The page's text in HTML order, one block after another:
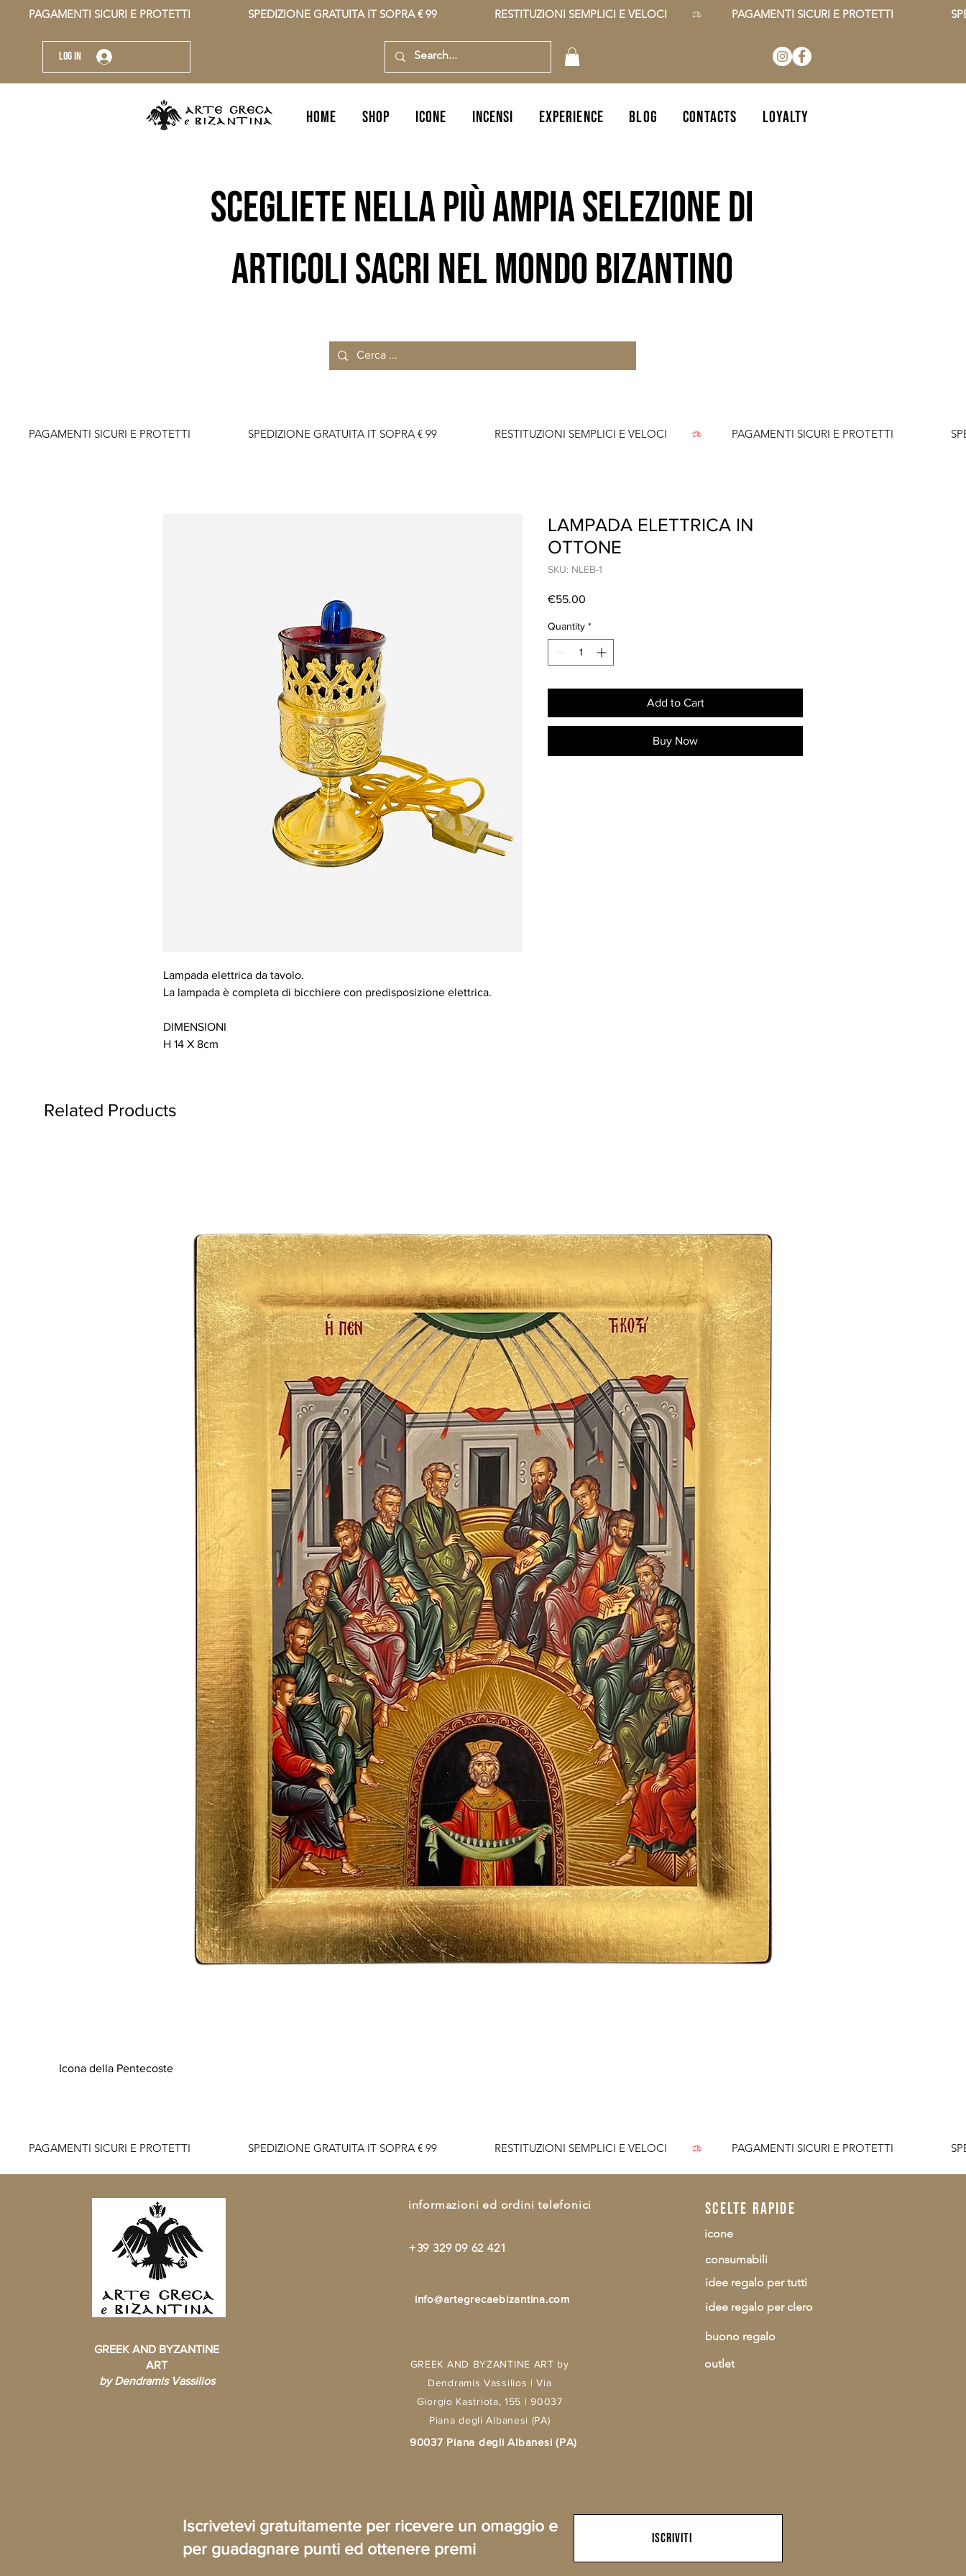
Log In
          PAGAMENTI SICURI E PROTETTI                    SPEDIZIONE GRATUITA IT SOPRA € 99                    RESTITUZIONI SEMPLICI E VELOCI
HOME SHOP icone incensi EXPERIENCE BLOG CONTACTS Loyalty
scegliete nella più ampia selezione di
articoli sacri nel mondo bizantino
          PAGAMENTI SICURI E PROTETTI                    SPEDIZIONE GRATUITA IT SOPRA € 99                    RESTITUZIONI SEMPLICI E VELOCI
Lampada elettrica da tavolo.
La lampada è completa di bicchiere con predisposizione elettrica.
DIMENSIONI
H 14 X 8cm
LAMPADA ELETTRICA IN
OTTONE
SKU: NLEB-1
€55.00
Quantity *
Add to Cart
Buy Now
Related Products
Icona della Pentecoste
          PAGAMENTI SICURI E PROTETTI                    SPEDIZIONE GRATUITA IT SOPRA € 99                    RESTITUZIONI SEMPLICI E VELOCI
GREEK AND BYZANTINE
ART
by Dendramis Vassilios
informazioni ed ordini telefonici
+39 329 09 62 421
info@artegrecaebizantina.com
GREEK AND BYZANTINE ART by
Dendramis Vassilios | Via
Giorgio Kastriota, 155 | 90037
Piana degli Albanesi (PA)
90037 Piana degli Albanesi (PA)
scelte rapide
icone
consumabili
idee regalo per tutti
idee regalo per clero
buono regalo
outlet
Iscrivetevi gratuitamente per ricevere un omaggio e
per guadagnare punti ed ottenere premi
iscriviti